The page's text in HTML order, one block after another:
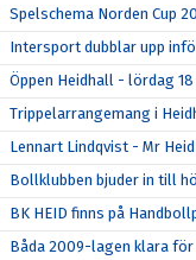
Spelschema Norden Cup
Intersport dubblar upp
Öppen Heidhall - lördag
Trippelarrangemang i
Lennart Lindqvist - Mr
Bollklubben bjuder in till
BK HEID finns på
Båda 2009-lagen klara för